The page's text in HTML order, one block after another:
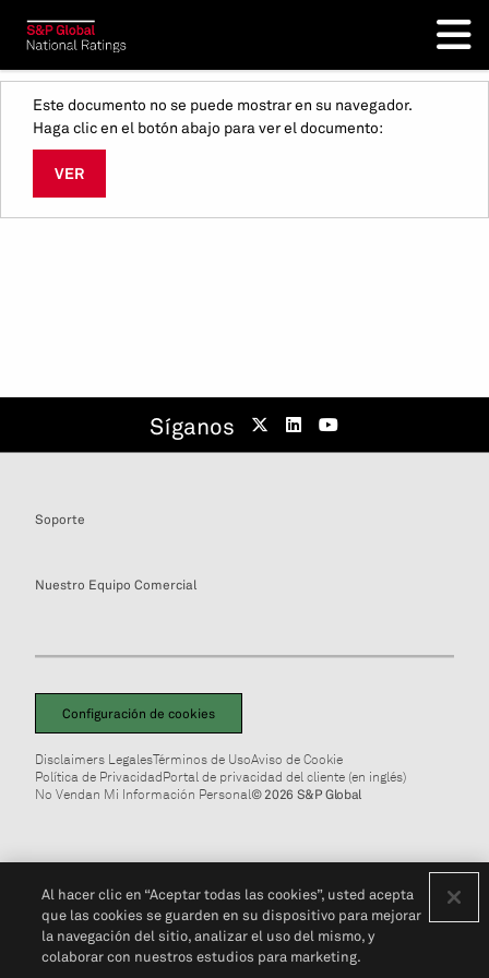
Este documento no se puede mostrar en su navegador.
Haga clic en el botón abajo para ver el documento:
VER
Síganos
Soporte
Nuestro Equipo Comercial
Configuración de cookies
Disclaimers LegalesTérminos de UsoAviso de Cookie
Política de PrivacidadPortal de privacidad del cliente (en inglés)
No Vendan Mi Información Personal© 2026 S&P Global
Al hacer clic en “Aceptar todas las cookies”, usted acepta
que las cookies se guarden en su dispositivo para mejorar
la navegación del sitio, analizar el uso del mismo, y
colaborar con nuestros estudios para marketing.